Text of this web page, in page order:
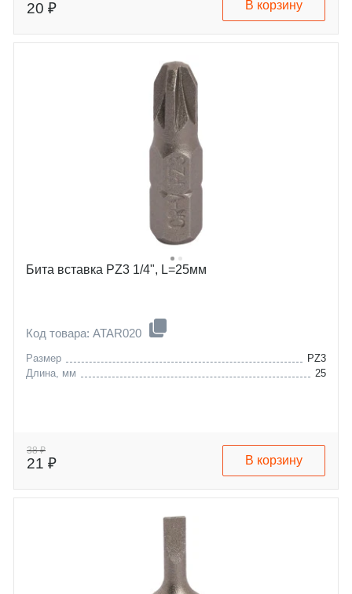
20 ₽ В корзину
Бита вставка PZ3 1/4", L=25мм
Код товара: ATAR020
Размер
PZ3
Длина, мм
25
38 ₽
21 ₽ В корзину